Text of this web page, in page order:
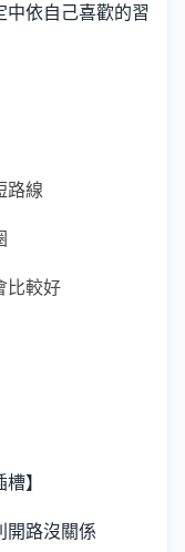
中依自己喜歡的習
路線
比較好
】
開路沒關係